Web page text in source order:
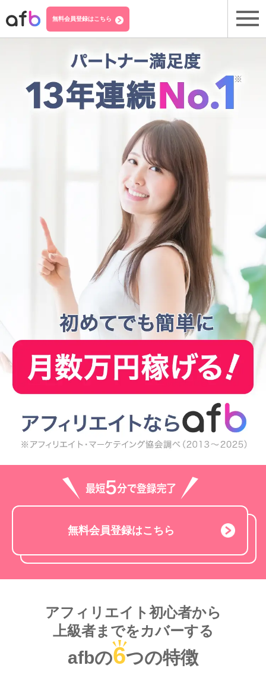
無料会員登録はこちら
無料会員登録はこちら
アフィリエイト初心者から
上級者までをカバーする
afbの6つの特徴